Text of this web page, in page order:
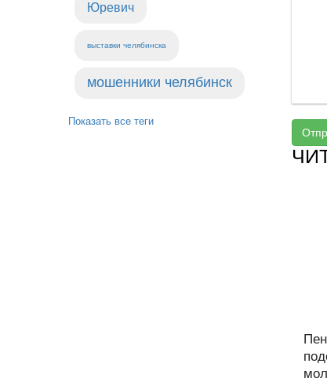
Юревич
выставки челябинска
мошенники челябинск
Показать все теги